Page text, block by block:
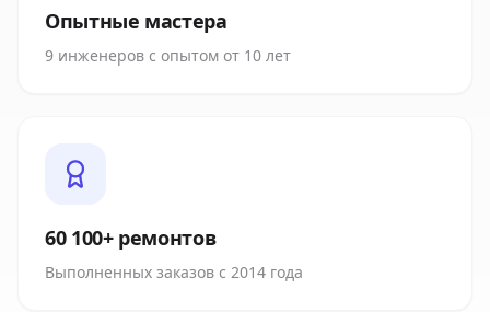
Опытные мастера
9 инженеров с опытом от 10 лет
60 100+ ремонтов
Выполненных заказов с 2014 года